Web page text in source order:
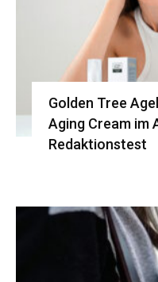
Golden Tree
Aging Cream im
Redaktionstest